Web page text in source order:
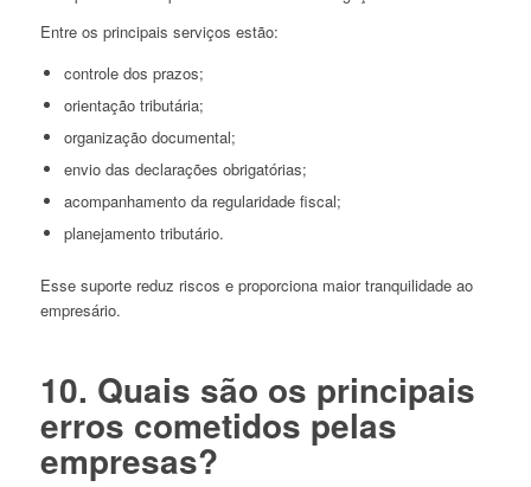
Entre os principais serviços estão:
controle dos prazos;
orientação tributária;
organização documental;
envio das declarações obrigatórias;
acompanhamento da regularidade fiscal;
planejamento tributário.
Esse suporte reduz riscos e proporciona maior tranquilidade ao
empresário.
10. Quais são os principais
erros cometidos pelas
empresas?